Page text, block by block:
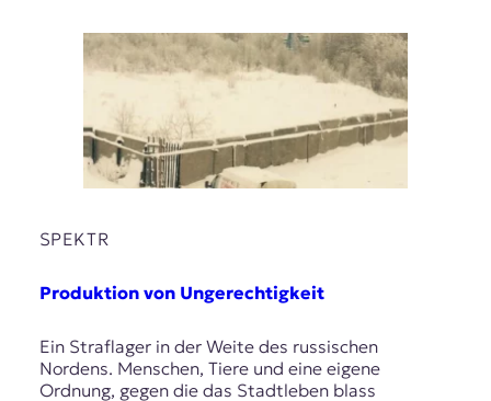
SPEKTR
Produktion von Ungerechtigkeit
Ein Straflager in der Weite des russischen
Nordens. Menschen, Tiere und eine eigene
Ordnung, gegen die das Stadtleben blass